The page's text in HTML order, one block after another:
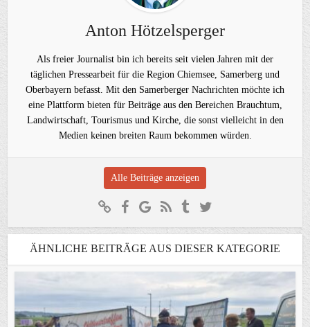
Anton Hötzelsperger
Als freier Journalist bin ich bereits seit vielen Jahren mit der
täglichen Pressearbeit für die Region Chiemsee, Samerberg und
Oberbayern befasst. Mit den Samerberger Nachrichten möchte ich
eine Plattform bieten für Beiträge aus den Bereichen Brauchtum,
Landwirtschaft, Tourismus und Kirche, die sonst vielleicht in den
Medien keinen breiten Raum bekommen würden.
Alle Beiträge anzeigen
ÄHNLICHE BEITRÄGE AUS DIESER KATEGORIE